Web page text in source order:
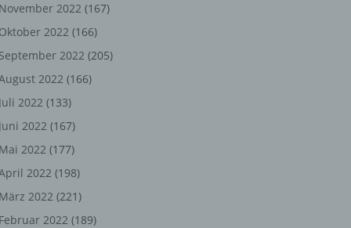
November 2022 (167)
Oktober 2022 (166)
September 2022 (205)
2022 (166)
Juli 2022 (133)
Juni 2022 (167)
Mai 2022 (177)
2022 (198)
März 2022 (221)
Februar 2022 (189)
oder